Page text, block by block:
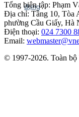
Tổng biên tập: Phạm
Địa chỉ: Tầng 10, Tòa
phường Cầu Giấy, Hà
Điện thoại: 024 7300
Email:
© 1997-2026. Toàn bộ